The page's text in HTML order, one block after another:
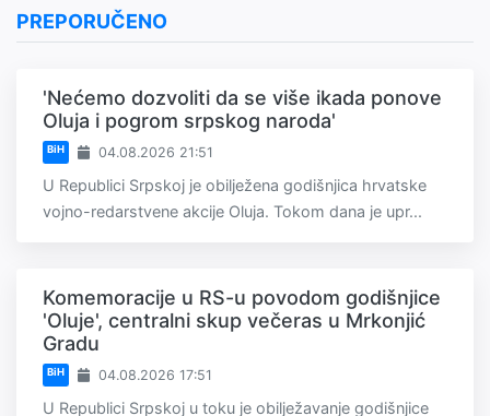
PREPORUČENO
'Nećemo dozvoliti da se više ikada ponove
Oluja i pogrom srpskog naroda'
BiH 04.08.2026 21:51
U Republici Srpskoj je obilježena godišnjica hrvatske
vojno-redarstvene akcije Oluja. Tokom dana je upr...
Komemoracije u RS-u povodom godišnjice
'Oluje', centralni skup večeras u Mrkonjić
Gradu
BiH 04.08.2026 17:51
U Republici Srpskoj u toku je obilježavanje godišnjice